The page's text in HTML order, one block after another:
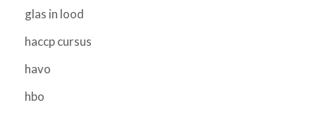
glas in lood
haccp cursus
havo
hbo